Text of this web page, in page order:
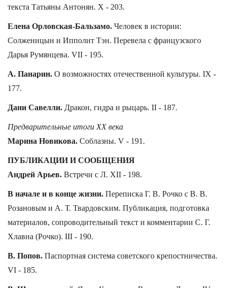
текста Татьяны Антонян. X - 203.
Елена Орловская-Бальзамо. Человек в истории:
Солженицын и Ипполит Тэн. Перевела с французского
Дарья Румянцева. VII - 195.
А. Панарин. О возможностях отечественной культуры. IX -
177.
Дани Савелли. Дракон, гидра и рыцарь. II - 187.
Предварительные итоги XX века
Марина Новикова. Соблазны. V - 191.
ПУБЛИКАЦИИ И СООБЩЕНИЯ
Андрей Арьев. Встречи с Л. XII - 198.
В начале и в конце жизни. Переписка Г. В. Рочко с В. В.
Розановым и А. Т. Твардовским. Публикация, подготовка
материалов, сопроводительный текст и комментарии С. Г.
Хлавна (Рочко). III - 190.
В. Попов. Паспортная система советского крепостничества.
VI - 185.